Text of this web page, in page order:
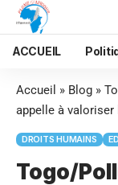
ACCUEIL
Accueil » Blog »
appelle à
DROITS HUMAINS
Togo/